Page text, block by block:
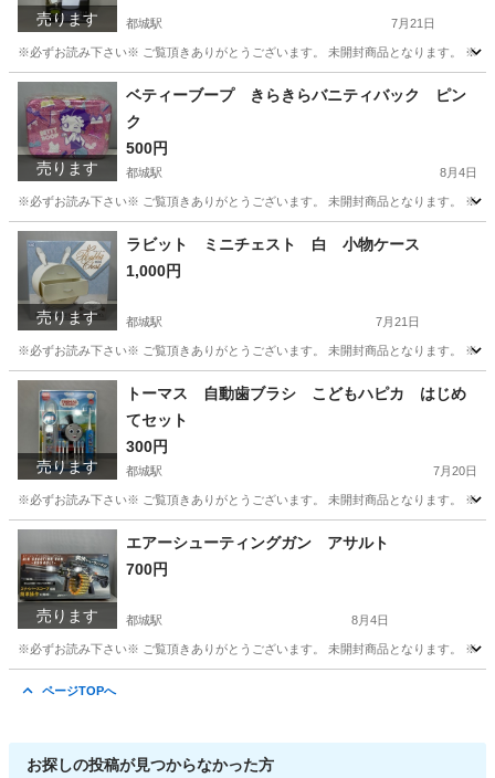
売ります 都城駅 7月21日
※必ずお読み下さい※ ご覧頂きありがとうございます。 未開封商品となります。 ※多
宮崎 都城市 フィギュア ニョロニョロ
売ります
ベティーブープ きらきらバニティバック ピン
ク
500円
都城駅 8月4日
※必ずお読み下さい※ ご覧頂きありがとうございます。 未開封商品となります。 ※多
宮崎 都城市 都城駅 ハロー
売ります
ラビット ミニチェスト 白 小物ケース
1,000円
都城駅 7月21日
※必ずお読み下さい※ ご覧頂きありがとうございます。 未開封商品となります。 ※多
宮崎 都城市 収納家具 ミニチェスト
売ります
トーマス 自動歯ブラシ こどもハピカ はじめ
てセット
300円
都城駅 7月20日
※必ずお読み下さい※ ご覧頂きありがとうございます。 未開封商品となります。 ※多
宮崎 都城市 ハピカ
売ります
エアーシューティングガン アサルト
700円
都城駅 8月4日
※必ずお読み下さい※ ご覧頂きありがとうございます。 未開封商品となります。 ※多
ページTOPへ
お探しの投稿が見つからなかった方